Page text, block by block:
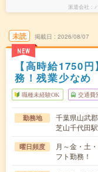
派遣会社
未読
NEW
掲載日 2026/08/07
【高時給1750
務！残業少なめ
職種未経験OK 交通費
勤務地
千葉県山武郡
芝山千代田
曜日頻度
月～金・土
フト勤務！